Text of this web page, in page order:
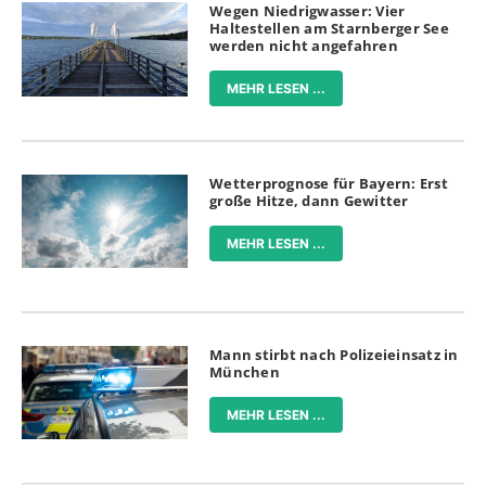
Wegen Niedrigwasser: Vier
Haltestellen am Starnberger See
werden nicht angefahren
MEHR LESEN ...
Wetterprognose für Bayern: Erst
große Hitze, dann Gewitter
MEHR LESEN ...
Mann stirbt nach Polizeieinsatz in
München
MEHR LESEN ...